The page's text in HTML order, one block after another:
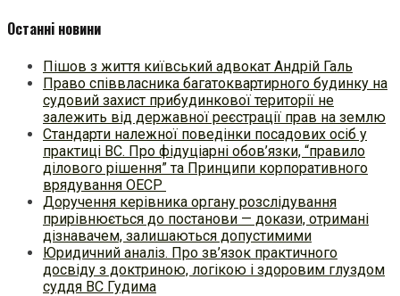
Останні новини
Пішов з життя київський адвокат Андрій Галь
Право співвласника багатоквартирного будинку на
судовий захист прибудинкової території не
залежить від державної реєстрації прав на землю
Стандарти належної поведінки посадових осіб у
практиці ВC. Про фідуціарні обов’язки, “правило
ділового рішення” та Принципи корпоративного
врядування ОЕСР
Доручення керівника органу розслідування
прирівнюється до постанови — докази, отримані
дізнавачем, залишаються допустимими
Юридичний аналіз. Про зв’язок практичного
досвіду з доктриною, логікою і здоровим глуздом
суддя ВС Гудима